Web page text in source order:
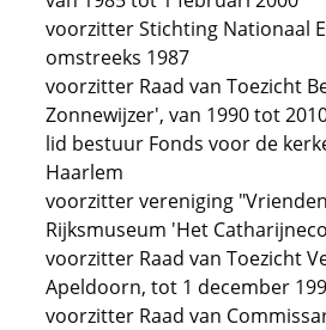
voorzitter Stichting Nationaal
omstreeks 1987
voorzitter Raad van Toezicht
Zonnewijzer', van 1990 tot
lid bestuur Fonds voor de
Haarlem
voorzitter vereniging
Rijksmuseum 'Het
voorzitter Raad van Toezicht
Apeldoorn, tot 1 december
voorzitter Raad van